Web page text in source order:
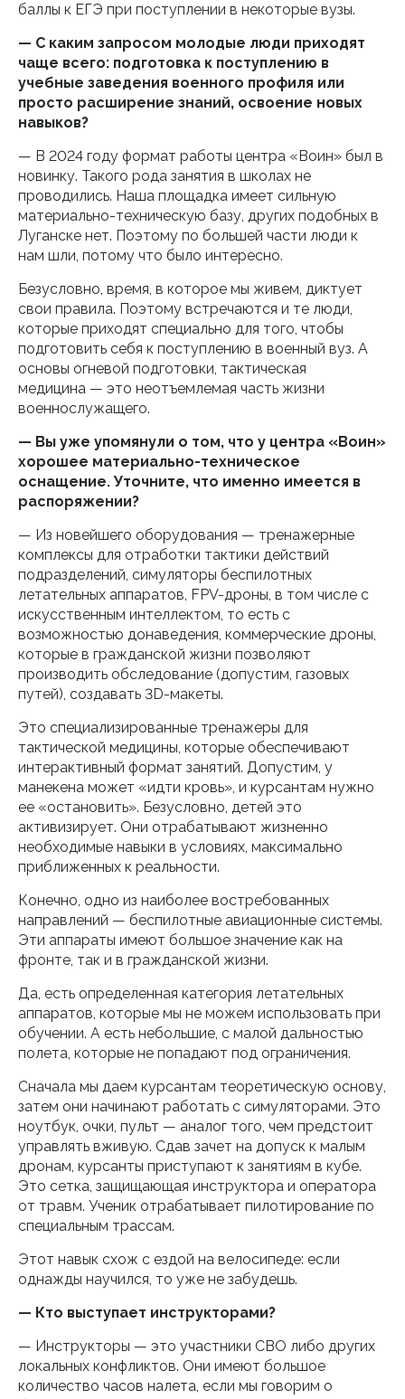
баллы к ЕГЭ при поступлении в некоторые вузы.
— С каким запросом молодые люди приходят
чаще всего: подготовка к поступлению в
учебные заведения военного профиля или
просто расширение знаний, освоение новых
навыков?
— В 2024 году формат работы центра «Воин» был в
новинку. Такого рода занятия в школах не
проводились. Наша площадка имеет сильную
материально-техническую базу, других подобных в
Луганске нет. Поэтому по большей части люди к
нам шли, потому что было интересно.
Безусловно, время, в которое мы живем, диктует
свои правила. Поэтому встречаются и те люди,
которые приходят специально для того, чтобы
подготовить себя к поступлению в военный вуз. А
основы огневой подготовки, тактическая
медицина — это неотъемлемая часть жизни
военнослужащего.
— Вы уже упомянули о том, что у центра «Воин»
хорошее материально-техническое
оснащение. Уточните, что именно имеется в
распоряжении?
— Из новейшего оборудования — тренажерные
комплексы для отработки тактики действий
подразделений, симуляторы беспилотных
летательных аппаратов, FPV-дроны, в том числе с
искусственным интеллектом, то есть с
возможностью донаведения, коммерческие дроны,
которые в гражданской жизни позволяют
производить обследование (допустим, газовых
путей), создавать 3D-макеты.
Это специализированные тренажеры для
тактической медицины, которые обеспечивают
интерактивный формат занятий. Допустим, у
манекена может «идти кровь», и курсантам нужно
ее «остановить». Безусловно, детей это
активизирует. Они отрабатывают жизненно
необходимые навыки в условиях, максимально
приближенных к реальности.
Конечно, одно из наиболее востребованных
направлений — беспилотные авиационные системы.
Эти аппараты имеют большое значение как на
фронте, так и в гражданской жизни.
Да, есть определенная категория летательных
аппаратов, которые мы не можем использовать при
обучении. А есть небольшие, с малой дальностью
полета, которые не попадают под ограничения.
Сначала мы даем курсантам теоретическую основу,
затем они начинают работать с симуляторами. Это
ноутбук, очки, пульт — аналог того, чем предстоит
управлять вживую. Сдав зачет на допуск к малым
дронам, курсанты приступают к занятиям в кубе.
Это сетка, защищающая инструктора и оператора
от травм. Ученик отрабатывает пилотирование по
специальным трассам.
Этот навык схож с ездой на велосипеде: если
однажды научился, то уже не забудешь.
— Кто выступает инструкторами?
— Инструкторы — это участники СВО либо других
локальных конфликтов. Они имеют большое
количество часов налета, если мы говорим о